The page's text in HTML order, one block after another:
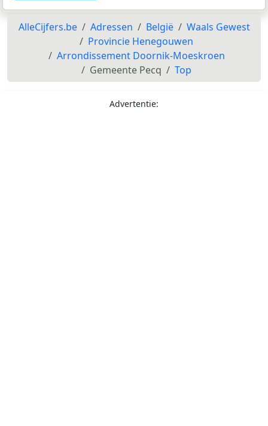
AlleCijfers.be Adressen België
Waals Gewest
Provincie Henegouwen
Arrondissement Doornik-Moeskroen
Gemeente Pecq
Top
Advertentie: